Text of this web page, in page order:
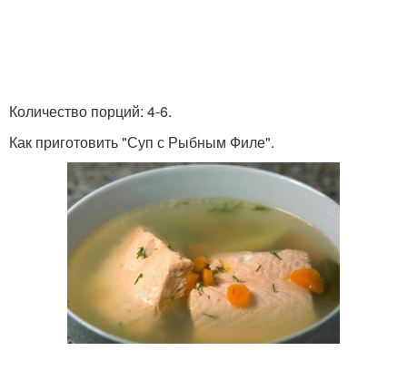
Количество порций: 4-6.
Как приготовить "Суп с Рыбным Филе".